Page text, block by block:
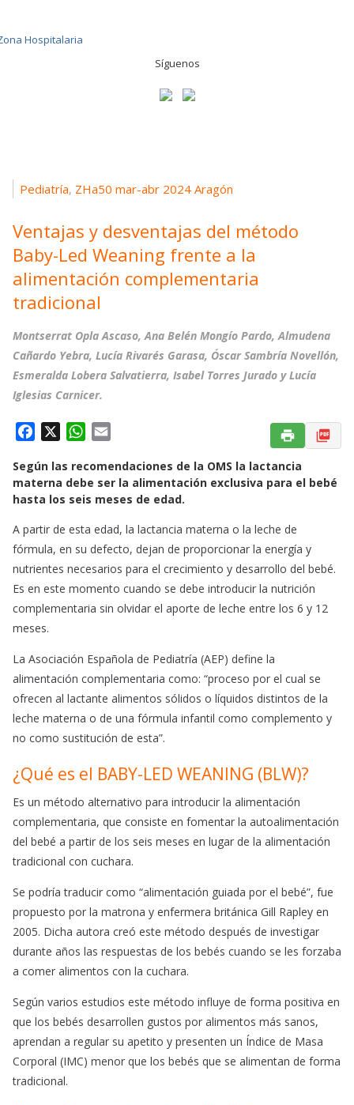
Síguenos
Pediatría, ZHa50 mar-abr 2024 Aragón
Ventajas y desventajas del método
Baby-Led Weaning frente a la
alimentación complementaria
tradicional
Montserrat Opla Ascaso, Ana Belén Mongío Pardo, Almudena
Cañardo Yebra, Lucía Rivarés Garasa, Óscar Sambría Novellón,
Esmeralda Lobera Salvatierra, Isabel Torres Jurado y Lucía
Iglesias Carnicer.
c
e
b
o
o
k
W
a
t
s
A
p
p
a
i
l
Según las recomendaciones de la OMS la lactancia
materna debe ser la alimentación exclusiva para el bebé
hasta los seis meses de edad.
A partir de esta edad, la lactancia materna o la leche de
fórmula, en su defecto, dejan de proporcionar la energía y
nutrientes necesarios para el crecimiento y desarrollo del bebé.
Es en este momento cuando se debe introducir la nutrición
complementaria sin olvidar el aporte de leche entre los 6 y 12
meses.
La Asociación Española de Pediatría (AEP) define la
alimentación complementaria como: “proceso por el cual se
ofrecen al lactante alimentos sólidos o líquidos distintos de la
leche materna o de una fórmula infantil como complemento y
no como sustitución de esta”.
¿Qué es el BABY-LED WEANING (BLW)?
Es un método alternativo para introducir la alimentación
complementaria, que consiste en fomentar la autoalimentación
del bebé a partir de los seis meses en lugar de la alimentación
tradicional con cuchara.
Se podría traducir como “alimentación guiada por el bebé”, fue
propuesto por la matrona y enfermera británica Gill Rapley en
2005. Dicha autora creó este método después de investigar
durante años las respuestas de los bebés cuando se les forzaba
a comer alimentos con la cuchara.
Según varios estudios este método influye de forma positiva en
que los bebés desarrollen gustos por alimentos más sanos,
aprendan a regular su apetito y presenten un Índice de Masa
Corporal (IMC) menor que los bebés que se alimentan de forma
tradicional.